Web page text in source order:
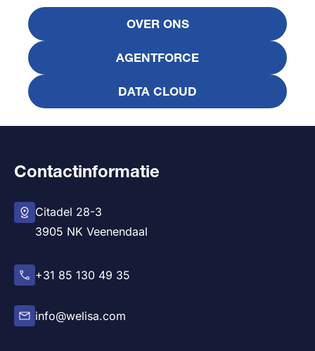
OVER ONS
AGENTFORCE
DATA CLOUD
Contactinformatie
Citadel 28-3
3905 NK Veenendaal
+31 85 130 49 35
info@welisa.com